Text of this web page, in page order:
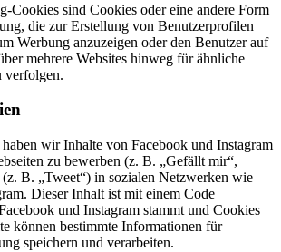
Cookies sind Cookies oder eine andere Form
die zur Erstellung von Benutzerprofilen
Werbung anzuzeigen oder den Benutzer auf
mehrere Websites hinweg für ähnliche
verfolgen.
wir Inhalte von Facebook und Instagram
zu bewerben (z. B. „Gefällt mir“,
(z. B. „Tweet“) in sozialen Netzwerken wie
Dieser Inhalt ist mit einem Code
und Instagram stammt und Cookies
können bestimmte Informationen für
speichern und verarbeiten.